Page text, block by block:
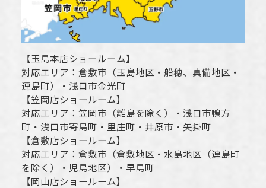
【玉島本店ショールーム】
対応エリア： 倉敷市 （玉島地区・船穂、真備地区・
連島町）・ 浅口市金光町
【笠岡店ショールーム】
対応エリア： 笠岡市（離島を除く） ・ 浅口市鴨方
町・ 浅口市寄島町・里庄町・ 井原市 ・矢掛町
【倉敷店ショールーム】
対応エリア： 倉敷市 （倉敷地区・水島地区（連島町
を除く）・児島地区）・早島町
【岡山店ショールーム】